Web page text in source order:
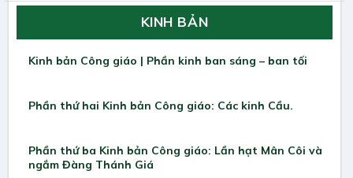
KINH BẢN
Kinh bản Công giáo | Phần kinh ban sáng – ban tối
Phần thứ hai Kinh bản Công giáo: Các kinh Cầu.
Phần thứ ba Kinh bản Công giáo: Lần hạt Mân Côi và
ngắm Đàng Thánh Giá